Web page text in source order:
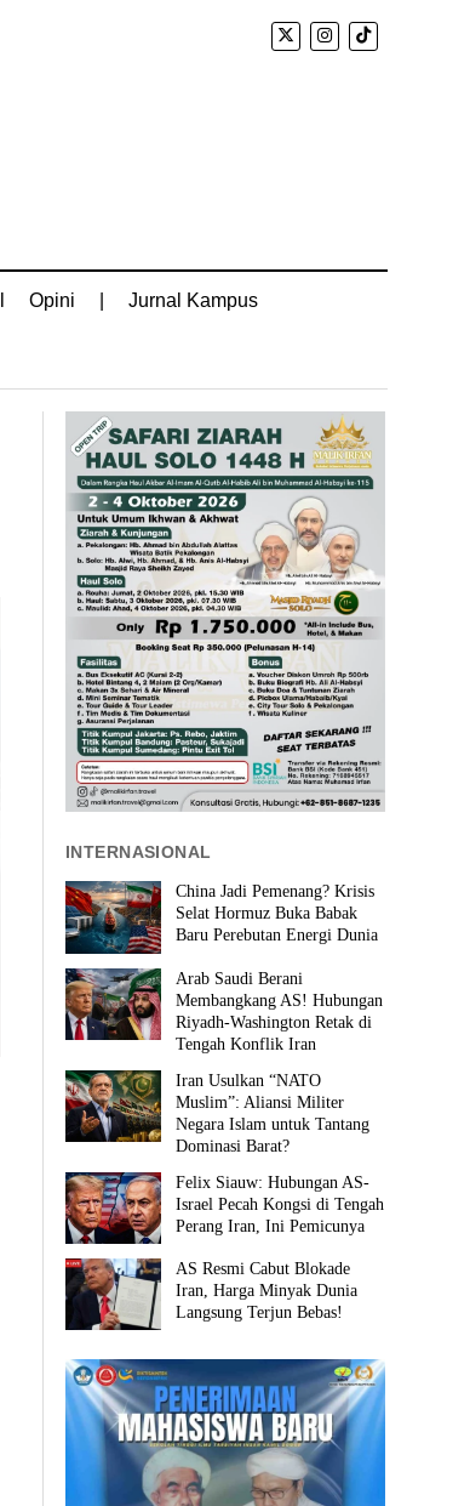
Opini Jurnal Kampus
INTERNASIONAL
China Jadi Pemenang? Krisis
Selat Hormuz Buka Babak
Baru Perebutan Energi Dunia
Arab Saudi Berani
Membangkang AS! Hubungan
Riyadh-Washington Retak di
Tengah Konflik Iran
Iran Usulkan “NATO
Muslim”: Aliansi Militer
Negara Islam untuk Tantang
Dominasi Barat?
Felix Siauw: Hubungan AS-
Israel Pecah Kongsi di Tengah
Perang Iran, Ini Pemicunya
AS Resmi Cabut Blokade
Iran, Harga Minyak Dunia
Langsung Terjun Bebas!